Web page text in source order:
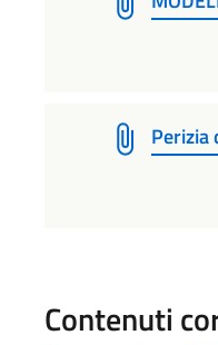
Perizia
Contenuti